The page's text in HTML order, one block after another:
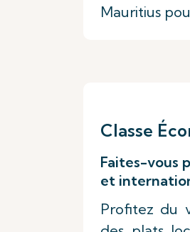
Mauritius
Classe
Faites-vous
et
Profitez du